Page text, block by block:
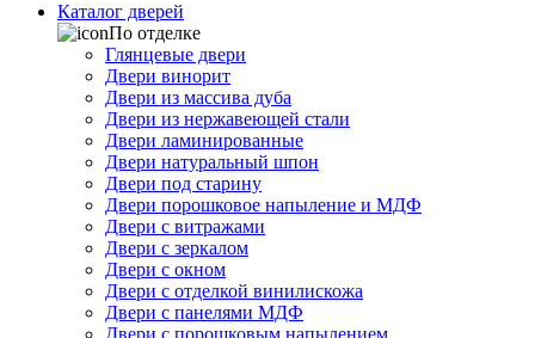
Каталог дверей
По отделке
Глянцевые двери
Двери винорит
Двери из массива дуба
Двери из нержавеющей стали
Двери ламинированные
Двери натуральный шпон
Двери под старину
Двери порошковое напыление и МДФ
Двери с витражами
Двери с зеркалом
Двери с окном
Двери с отделкой винилискожа
Двери с панелями МДФ
Двери с порошковым напылением